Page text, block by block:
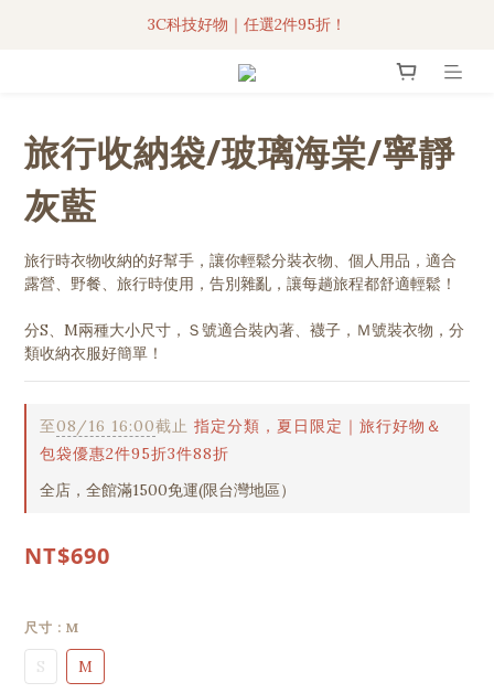
3C科技好物｜任選2件95折！
3C科技好物｜任選2件95折！
聯名iPhone手機殼現貨4折起🔥
3C科技好物｜任選2件95折！
旅行收納袋/玻璃海棠/寧靜
灰藍
旅行時衣物收納的好幫手，讓你輕鬆分裝衣物、個人用品，適合
露營、野餐、旅行時使用，告別雜亂，讓每趟旅程都舒適輕鬆！
分S、M兩種大小尺寸，Ｓ號適合裝內著、襪子，Ｍ號裝衣物，分
類收納衣服好簡單！
至08/16 16:00截止 指定分類，夏日限定｜旅行好物＆
包袋優惠2件95折3件88折
全店，全館滿1500免運(限台灣地區）
NT$690
尺寸 : M
S M